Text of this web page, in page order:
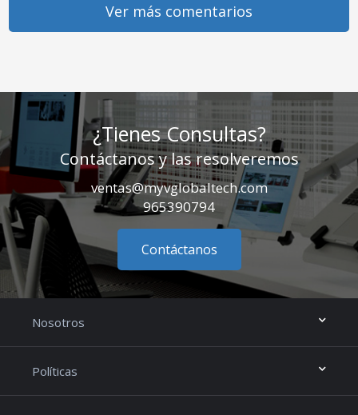
Ver más comentarios
¿Tienes Consultas?
Contáctanos y las resolveremos
ventas@myvglobaltech.com
965390794
Contáctanos
Nosotros
Políticas